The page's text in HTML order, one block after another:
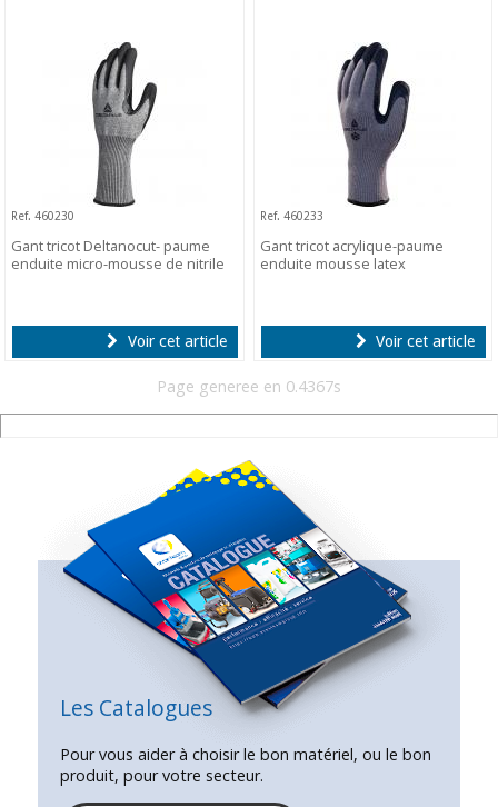
Ref. 460230
Gant tricot Deltanocut- paume
enduite micro-mousse de nitrile
Voir cet article
Ref. 460233
Gant tricot acrylique-paume
enduite mousse latex
Voir cet article
Page generee en 0.4367s
Les Catalogues
Pour vous aider à choisir le bon matériel, ou le bon
produit, pour votre secteur.